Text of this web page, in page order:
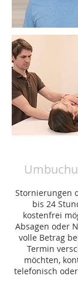
Stornierungen
bis 24
kostenfrei
Absagen oder
volle Betrag
Termin
möchten,